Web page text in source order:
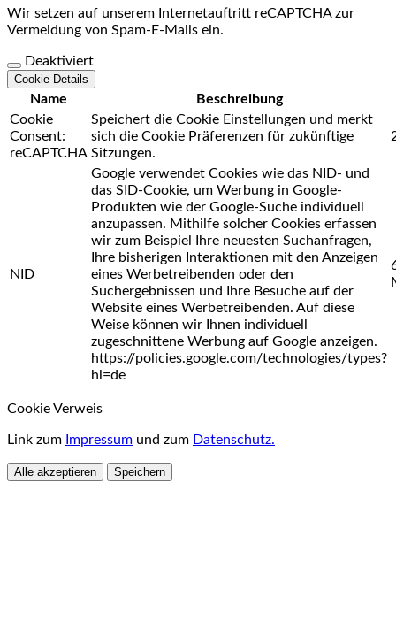
Wir setzen auf unserem Internetauftritt reCAPTCHA zur
Vermeidung von Spam-E-Mails ein.
Deaktiviert
Cookie Details
Name Beschreibung
Cookie
Consent:
reCAPTCHA
Speichert die Cookie Einstellungen und merkt
sich die Cookie Präferenzen für zukünftige
Sitzungen.
NID
Google verwendet Cookies wie das NID- und
das SID-Cookie, um Werbung in Google-
Produkten wie der Google-Suche individuell
anzupassen. Mithilfe solcher Cookies erfassen
wir zum Beispiel Ihre neuesten Suchanfragen,
Ihre bisherigen Interaktionen mit den Anzeigen
eines Werbetreibenden oder den
Suchergebnissen und Ihre Besuche auf der
Website eines Werbetreibenden. Auf diese
Weise können wir Ihnen individuell
zugeschnittene Werbung auf Google anzeigen.
https://policies.google.com/technologies/types?
hl=de
Cookie Verweis
Link zum Impressum und zum Datenschutz.
Alle akzeptieren Speichern